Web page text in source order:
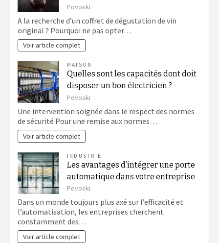
Povoski
A la recherche d’un coffret de dégustation de vin
original ? Pourquoi ne pas opter…
Voir article complet
MAISON
Quelles sont les capacités dont doit
disposer un bon électricien ?
Povoski
Une intervention soignée dans le respect des normes
de sécurité Pour une remise aux normes…
Voir article complet
INDUSTRIE
Les avantages d’intégrer une porte
automatique dans votre entreprise
Povoski
Dans un monde toujours plus axé sur l’efficacité et
l’automatisation, les entreprises cherchent
constamment des…
Voir article complet